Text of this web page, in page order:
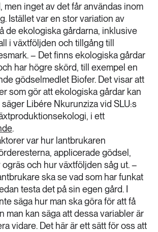
men inget av det får användas inom
Istället var en stor variation av
de ekologiska gårdarna, inklusive
i växtföljden och tillgång till
– Det finns ekologiska gårdar
har högre skörd, till exempel en
gödselmedlet Biofer. Det visar att
som gör att ekologiska gårdar kan
Libére Nkurunziza vid SLU:s
i ett
.
var hur lantbrukaren
applicerade gödsel,
ogräs och hur växtföljden såg ut. –
ska se vad som har funkat
testa det på sin egen gård. I
säga hur man ska göra för att få
man kan säga att dessa variabler är
vidare. Det här är ett sätt för oss att